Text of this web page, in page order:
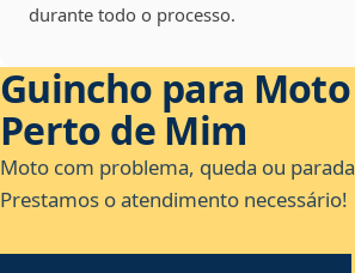
durante todo o processo.
Guincho para
Perto de Mim
Moto com problema, queda ou
Prestamos o atendimento necessário!